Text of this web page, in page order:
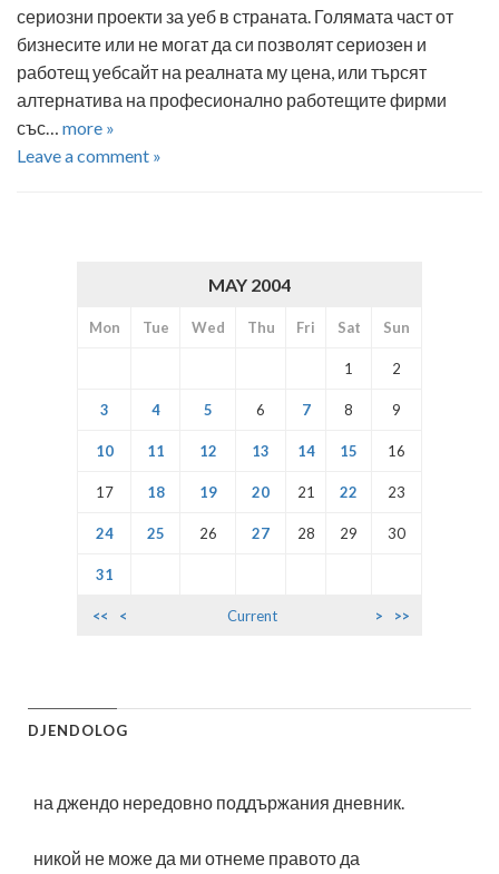
сериозни проекти за уеб в страната. Голямата част от
бизнесите или не могат да си позволят сериозен и
работещ уебсайт на реалната му цена, или търсят
алтернатива на професионално работещите фирми
със… more »
Leave a comment »
MAY 2004
Mon Tue Wed Thu Fri Sat Sun
1 2
3 4 5 6 7 8 9
10 11 12 13 14 15 16
17 18 19 20 21 22 23
24 25 26 27 28 29 30
31
<< < Current > >>
DJENDOLOG
на джендо нередовно поддържания дневник.
никой не може да ми отнеме правото да